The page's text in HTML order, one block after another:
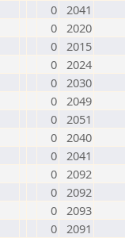
0 2041
0 2020
0 2015
0 2024
0 2030
0 2049
0 2051
0 2040
0 2041
0 2092
0 2092
0 2093
0 2091